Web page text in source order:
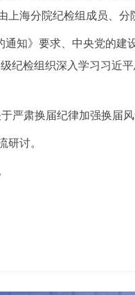
海分院纪检组成员、分
知》要求、中央党的建
纪检组织深入学习习近
严肃换届纪律加强换届风
研讨。